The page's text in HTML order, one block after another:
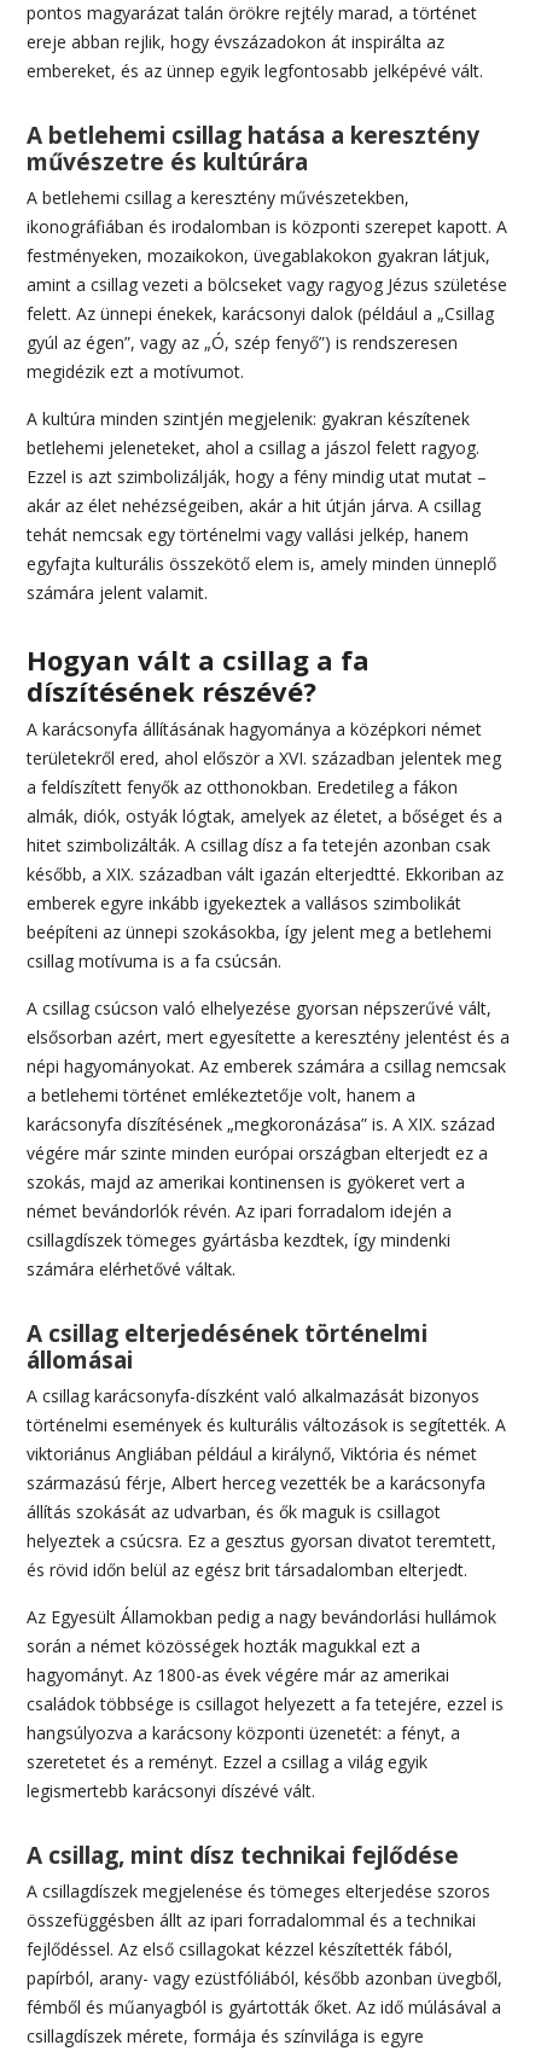
pontos magyarázat talán örökre rejtély marad, a történet
ereje abban rejlik, hogy évszázadokon át inspirálta az
embereket, és az ünnep egyik legfontosabb jelképévé vált.
A betlehemi csillag hatása a keresztény
művészetre és kultúrára
A betlehemi csillag a keresztény művészetekben,
ikonográfiában és irodalomban is központi szerepet kapott. A
festményeken, mozaikokon, üvegablakokon gyakran látjuk,
amint a csillag vezeti a bölcseket vagy ragyog Jézus születése
felett. Az ünnepi énekek, karácsonyi dalok (például a „Csillag
gyúl az égen”, vagy az „Ó, szép fenyő”) is rendszeresen
megidézik ezt a motívumot.
A kultúra minden szintjén megjelenik: gyakran készítenek
betlehemi jeleneteket, ahol a csillag a jászol felett ragyog.
Ezzel is azt szimbolizálják, hogy a fény mindig utat mutat –
akár az élet nehézségeiben, akár a hit útján járva. A csillag
tehát nemcsak egy történelmi vagy vallási jelkép, hanem
egyfajta kulturális összekötő elem is, amely minden ünneplő
számára jelent valamit.
Hogyan vált a csillag a fa
díszítésének részévé?
A karácsonyfa állításának hagyománya a középkori német
területekről ered, ahol először a XVI. században jelentek meg
a feldíszített fenyők az otthonokban. Eredetileg a fákon
almák, diók, ostyák lógtak, amelyek az életet, a bőséget és a
hitet szimbolizálták. A csillag dísz a fa tetején azonban csak
később, a XIX. században vált igazán elterjedtté. Ekkoriban az
emberek egyre inkább igyekeztek a vallásos szimbolikát
beépíteni az ünnepi szokásokba, így jelent meg a betlehemi
csillag motívuma is a fa csúcsán.
A csillag csúcson való elhelyezése gyorsan népszerűvé vált,
elsősorban azért, mert egyesítette a keresztény jelentést és a
népi hagyományokat. Az emberek számára a csillag nemcsak
a betlehemi történet emlékeztetője volt, hanem a
karácsonyfa díszítésének „megkoronázása” is. A XIX. század
végére már szinte minden európai országban elterjedt ez a
szokás, majd az amerikai kontinensen is gyökeret vert a
német bevándorlók révén. Az ipari forradalom idején a
csillagdíszek tömeges gyártásba kezdtek, így mindenki
számára elérhetővé váltak.
A csillag elterjedésének történelmi
állomásai
A csillag karácsonyfa-díszként való alkalmazását bizonyos
történelmi események és kulturális változások is segítették. A
viktoriánus Angliában például a királynő, Viktória és német
származású férje, Albert herceg vezették be a karácsonyfa
állítás szokását az udvarban, és ők maguk is csillagot
helyeztek a csúcsra. Ez a gesztus gyorsan divatot teremtett,
és rövid időn belül az egész brit társadalomban elterjedt.
Az Egyesült Államokban pedig a nagy bevándorlási hullámok
során a német közösségek hozták magukkal ezt a
hagyományt. Az 1800-as évek végére már az amerikai
családok többsége is csillagot helyezett a fa tetejére, ezzel is
hangsúlyozva a karácsony központi üzenetét: a fényt, a
szeretetet és a reményt. Ezzel a csillag a világ egyik
legismertebb karácsonyi díszévé vált.
A csillag, mint dísz technikai fejlődése
A csillagdíszek megjelenése és tömeges elterjedése szoros
összefüggésben állt az ipari forradalommal és a technikai
fejlődéssel. Az első csillagokat kézzel készítették fából,
papírból, arany- vagy ezüstfóliából, később azonban üvegből,
fémből és műanyagból is gyártották őket. Az idő múlásával a
csillagdíszek mérete, formája és színvilága is egyre